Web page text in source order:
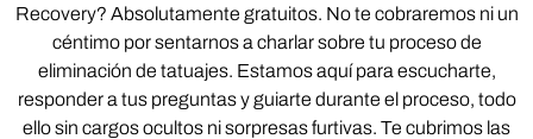
Recovery? Absolutamente gratuitos. No te cobraremos ni un
céntimo por sentarnos a charlar sobre tu proceso de
eliminación de tatuajes. Estamos aquí para escucharte,
responder a tus preguntas y guiarte durante el proceso, todo
ello sin cargos ocultos ni sorpresas furtivas. Te cubrimos las